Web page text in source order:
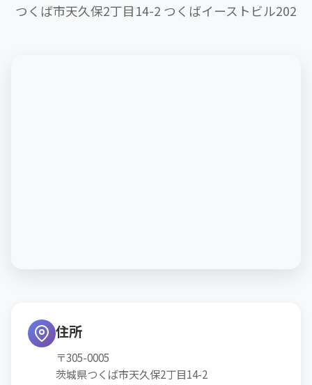
つくば市天久保2丁目14-2 つくばイーストビル202
住所
〒305-0005
茨城県つくば市天久保2丁目14-2